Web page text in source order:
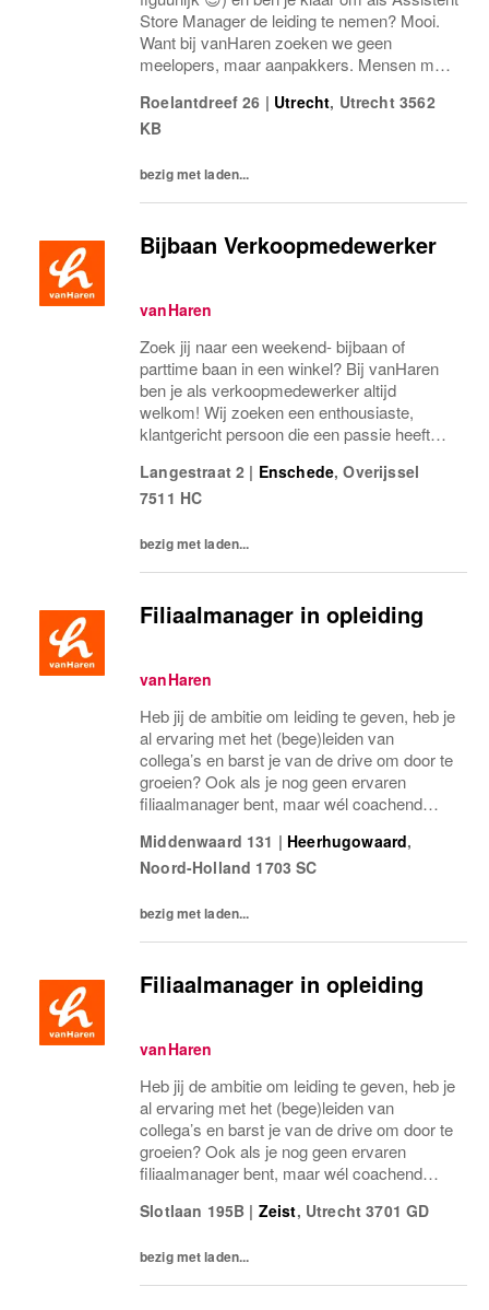
Store Manager de leiding te nemen? Mooi.
Want bij vanHaren zoeken we geen
meelopers, maar aanpakkers. Mensen met
retailgevoel.Als Assistent Store Manager
ben jij de...
Roelantdreef 26 | Utrecht, Utrecht 3562
KB
bezig met laden...
Bijbaan Verkoopmedewerker
vanHaren
Zoek jij naar een weekend- bijbaan of
parttime baan in een winkel? Bij vanHaren
ben je als verkoopmedewerker altijd
welkom! Wij zoeken een enthousiaste,
klantgericht persoon die een passie heeft
Misschien heb je al ervaring als verkoper in
een winkel, sales...
Langestraat 2 | Enschede,Overijssel
7511 HC
bezig met laden...
Filiaalmanager in opleiding
vanHaren
Heb jij de ambitie om leiding te geven, heb je
al ervaring met het (bege)leiden van
collega’s en barst je van de drive om door te
groeien? Ook als je nog geen ervaren
filiaalmanager bent, maar wél coachend
aansturende ervaring hebt, maken we graag
kennis met je. Bij...
Middenwaard 131 | Heerhugowaard,
Noord-Holland 1703 SC
bezig met laden...
Filiaalmanager in opleiding
vanHaren
Heb jij de ambitie om leiding te geven, heb je
al ervaring met het (bege)leiden van
collega’s en barst je van de drive om door te
groeien? Ook als je nog geen ervaren
filiaalmanager bent, maar wél coachend
aansturende ervaring hebt, maken we graag
Slotlaan 195B | Zeist, Utrecht 3701 GD
bezig met laden...